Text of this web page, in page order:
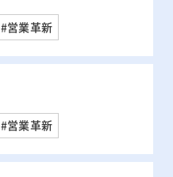
#営業革新
#営業革新